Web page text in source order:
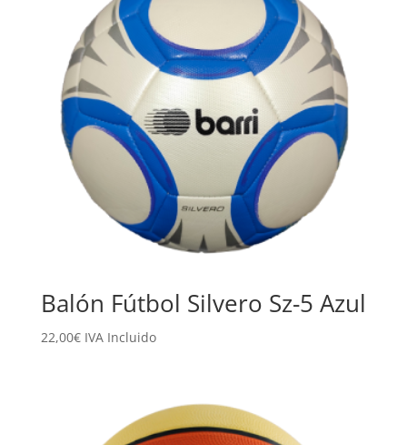
Balón Fútbol Silvero Sz-5 Azul
22,00€ IVA Incluido